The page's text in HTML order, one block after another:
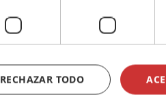
RECHAZAR TODO